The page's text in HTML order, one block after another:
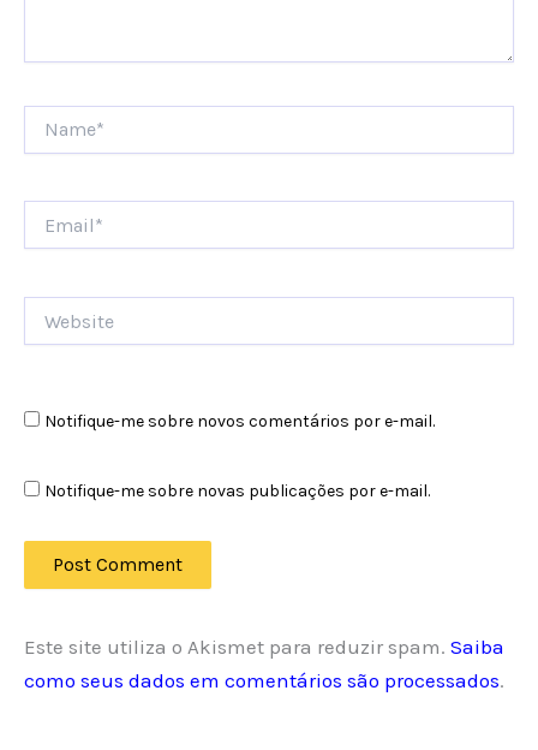
Notifique-me sobre novos comentários por e-mail.
Notifique-me sobre novas publicações por e-mail.
Este site utiliza o Akismet para reduzir spam. Saiba
como seus dados em comentários são processados.